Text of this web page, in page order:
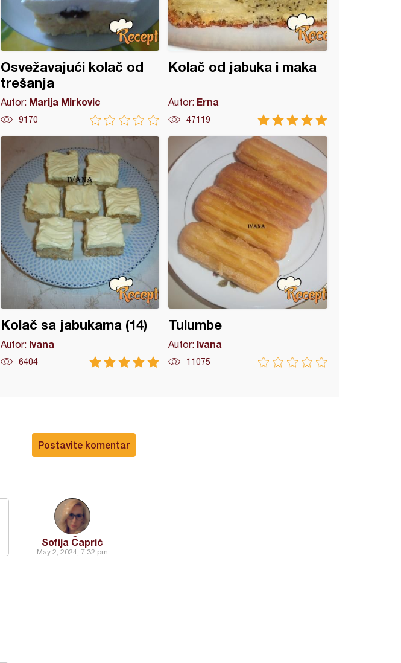
Osvežavajući kolač od
trešanja
Autor: Marija Mirkovic
9170
Kolač od jabuka i maka
Autor: Erna
47119
Kolač sa jabukama (14)
Autor: Ivana
6404
Tulumbe
Autor: Ivana
11075
Postavite komentar
Sofija Čaprić
May 2, 2024, 7:32 pm